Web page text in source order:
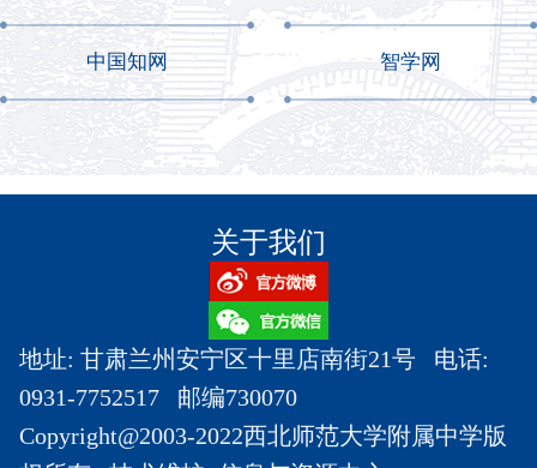
中国知网 智学网
关于我们
地址: 甘肃兰州安宁区十里店南街21号 电话:
0931-7752517 邮编730070
Copyright@2003-2022西北师范大学附属中学版